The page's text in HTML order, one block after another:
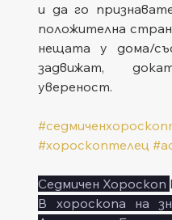
и да го
положителна
нещата у дома/
задвижат,
увереност.
#хороскоптелец
Седмичен Хороскоп
В хороскопа на